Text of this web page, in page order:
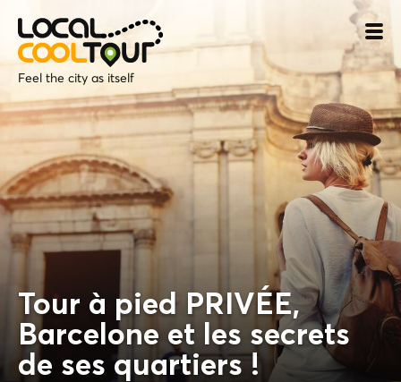
Feel the city as itself
Tour à pied PRIVÉE,
Barcelone et les secrets
de ses quartiers !